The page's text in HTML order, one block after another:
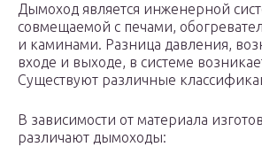
Дымоход является инженерной
совмещаемой с печами,
и каминами. Разница давления,
входе и выходе, в системе
Существуют различные
В зависимости от материала
различают дымоходы: